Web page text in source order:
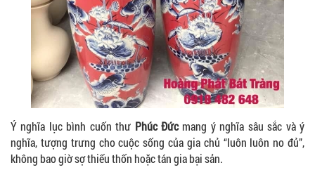
Ý nghĩa lục bình cuốn thư Phúc Đứcmang ý nghĩa sâu sắc và ý
nghĩa, tượng trưng cho cuộc sống của gia chủ “luôn luôn no đủ”,
không bao giờ sợ thiếu thốn hoặc tán gia bại sản.